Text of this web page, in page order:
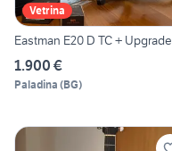
Vetrina
Eastman E20 D TC + Upgrade
1.900 €
Paladina (BG)